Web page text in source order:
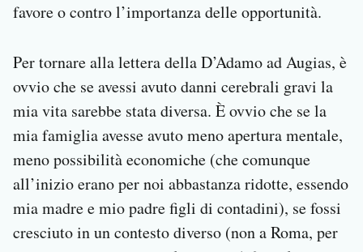
favore o contro l’importanza delle opportunità.
Per tornare alla lettera della D’Adamo ad Augias, è
ovvio che se avessi avuto danni cerebrali gravi la
mia vita sarebbe stata diversa. È ovvio che se la
mia famiglia avesse avuto meno apertura mentale,
meno possibilità economiche (che comunque
all’inizio erano per noi abbastanza ridotte, essendo
mia madre e mio padre figli di contadini), se fossi
cresciuto in un contesto diverso (non a Roma, per